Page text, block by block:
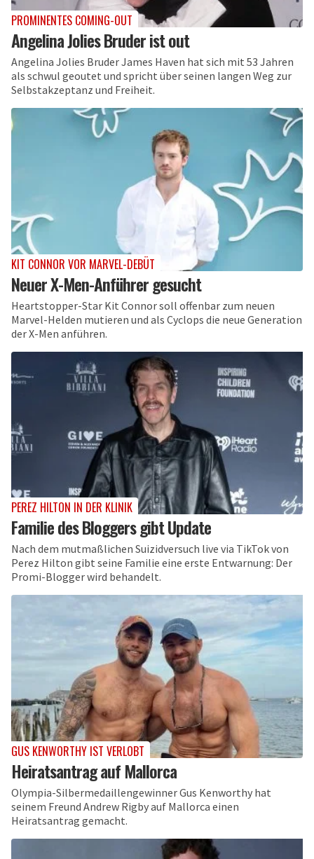
PROMINENTES COMING-OUT
Angelina Jolies Bruder ist out
Angelina Jolies Bruder James Haven hat sich mit 53 Jahren
als schwul geoutet und spricht über seinen langen Weg zur
Selbstakzeptanz und Freiheit.
KIT CONNOR VOR MARVEL-DEBÜT
Neuer X-Men-Anführer gesucht
Heartstopper-Star Kit Connor soll offenbar zum neuen
Marvel-Helden mutieren und als Cyclops die neue Generation
der X-Men anführen.
PEREZ HILTON IN DER KLINIK
Familie des Bloggers gibt Update
Nach dem mutmaßlichen Suizidversuch live via TikTok von
Perez Hilton gibt seine Familie eine erste Entwarnung: Der
Promi-Blogger wird behandelt.
GUS KENWORTHY IST VERLOBT
Heiratsantrag auf Mallorca
Olympia-Silbermedaillengewinner Gus Kenworthy hat
seinem Freund Andrew Rigby auf Mallorca einen
Heiratsantrag gemacht.